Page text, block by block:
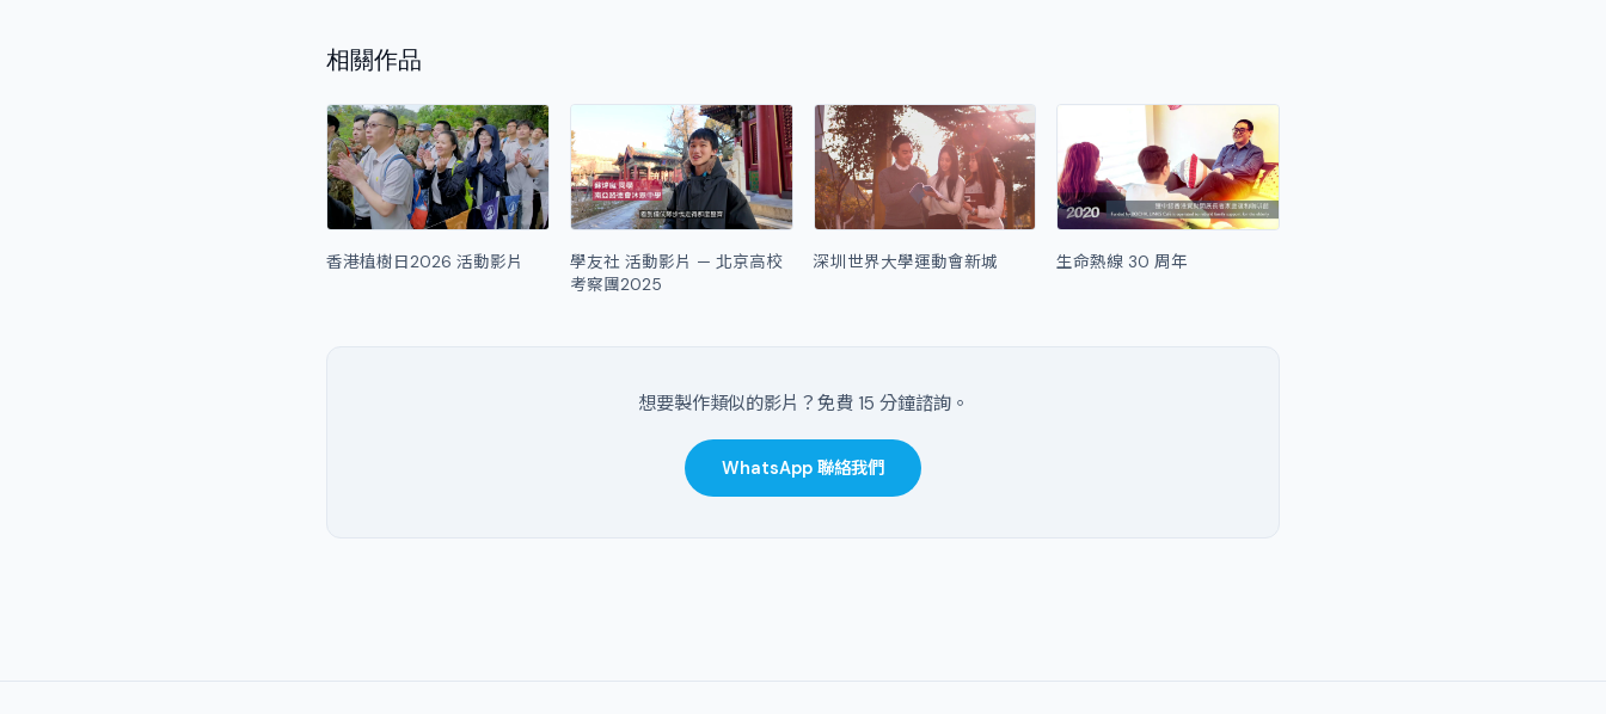
相關作品
香港植樹日2026 活動影片
學友社 活動影片 — 北京高校
考察團2025
深圳世界大學運動會新城 生命熱線 30 周年
想要製作類似的影片？免費 15 分鐘諮詢。
WhatsApp 聯絡我們